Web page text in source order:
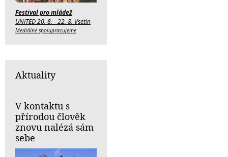
Festival pro mládež
UNITED 20. 8. - 22. 8. Vsetín
Mediálně spolupracujeme
Aktuality
V kontaktu s
přírodou člověk
znovu nalézá sám
sebe